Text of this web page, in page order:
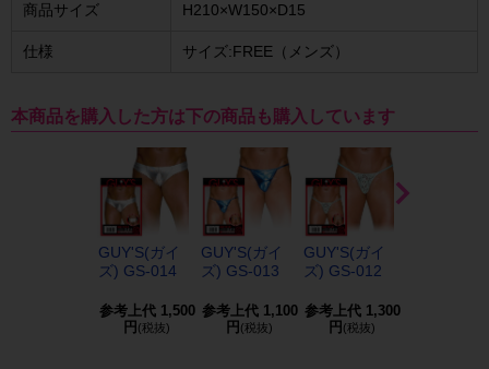
商品サイズ H210×W150×D15
仕様 サイズ:FREE（メンズ）
本商品を購入した方は下の商品も購入しています
GUY'S(ガイ
ズ) GS-014
参考上代 1,500
円 (税抜)
GUY'S(ガイ
ズ) GS-013
参考上代 1,100
円 (税抜)
GUY'S(ガイ
ズ) GS-012
参考上代 1,300
円 (税抜)